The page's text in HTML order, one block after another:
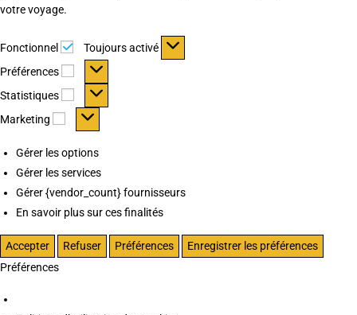
votre voyage.
Fonctionnel Fonctionnel
Toujours activé
Préférences
Préférences
Statistiques Statistiques
Marketing Marketing
Gérer les options
Gérer les services
Gérer {vendor_count} fournisseurs
En savoir plus sur ces finalités
Accepter Refuser Préférences
Enregistrer les préférences
Préférences